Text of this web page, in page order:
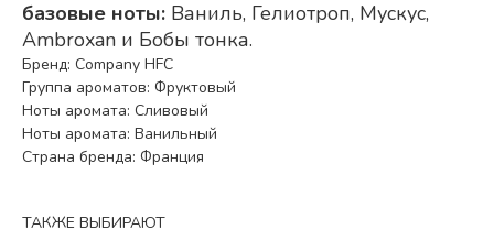
базовые ноты: Ваниль, Гелиотроп, Мускус,
Ambroxan и Бобы тонка.
Бренд: Company HFC
Группа ароматов: Фруктовый
Ноты аромата: Сливовый
Ноты аромата: Ванильный
Страна бренда: Франция
ТАКЖЕ ВЫБИРАЮТ